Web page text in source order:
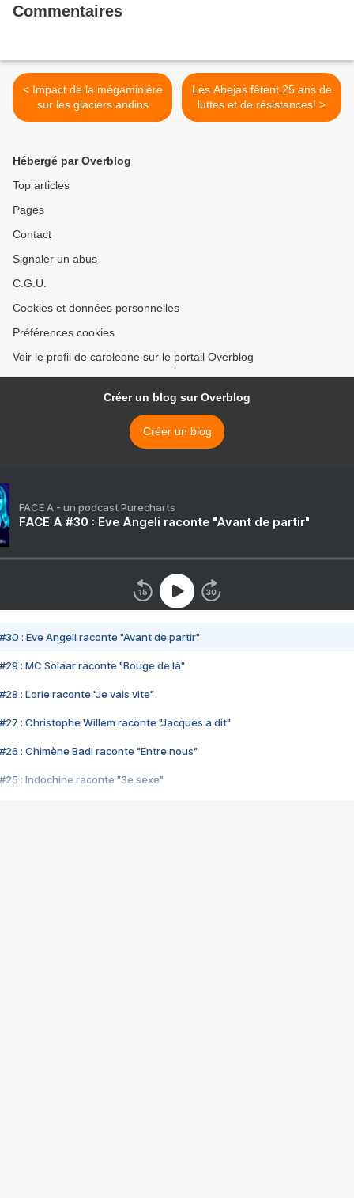
Commentaires
< Impact de la mégaminière
sur les glaciers andins
Les Abejas fêtent 25 ans de
luttes et de résistances! >
Hébergé par Overblog
Top articles
Pages
Contact
Signaler un abus
C.G.U.
Cookies et données personnelles
Préférences cookies
Voir le profil de caroleone sur le portail Overblog
Créer un blog sur Overblog
Créer un blog
FACE A - un podcast Purecharts
FACE A #30 : Eve Angeli raconte "Avant de partir"
#30 : Eve Angeli raconte "Avant de partir"
#29 : MC Solaar raconte "Bouge de là"
#28 : Lorie raconte "Je vais vite"
#27 : Christophe Willem raconte "Jacques a dit"
#26 : Chimène Badi raconte "Entre nous"
#25 : Indochine raconte "3e sexe"